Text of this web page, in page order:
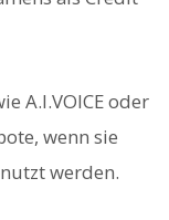
A.I.VOICE oder
wenn sie
werden.